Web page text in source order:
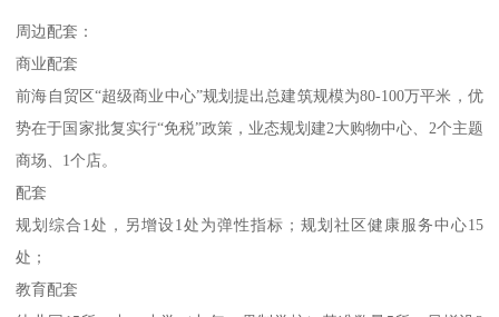
周边配套：
商业配套
前海自贸区“超级商业中心”规划提出总建筑规模为80-100万平米，优
势在于国家批复实行“免税”政策，业态规划建2大购物中心、2个主题
商场、1个店。
配套
规划综合1处，另增设1处为弹性指标；规划社区健康服务中心15
处；
教育配套